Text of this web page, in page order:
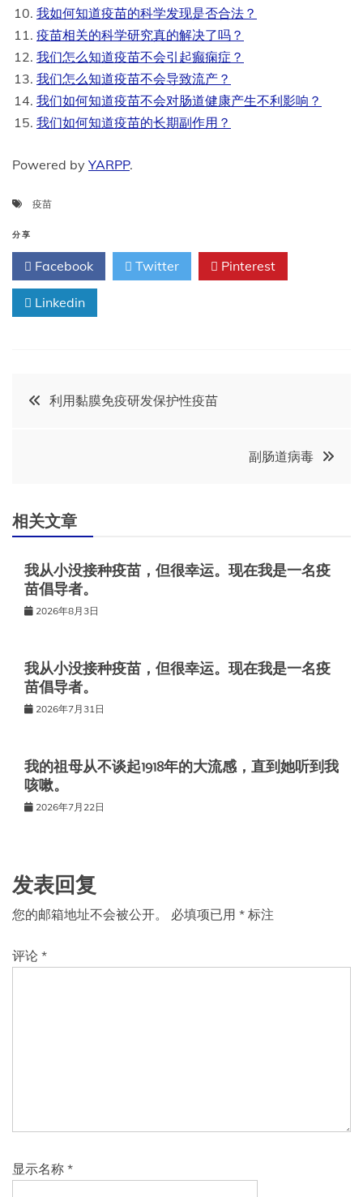
我如何知道疫苗的科学发现是否合法？
疫苗相关的科学研究真的解决了吗？
我们怎么知道疫苗不会引起癫痫症？
我们怎么知道疫苗不会导致流产？
我们如何知道疫苗不会对肠道健康产生不利影响？
我们如何知道疫苗的长期副作用？
Powered by YARPP.
疫苗
分享
Facebook Twitter Pinterest
Linkedin
文
航
利用黏膜免疫研发保护性疫苗
副肠道病毒
相关文章
我从小没接种疫苗，但很幸运。现在我是一名疫
苗倡导者。
2026年8月3日
我从小没接种疫苗，但很幸运。现在我是一名疫
苗倡导者。
2026年7月31日
我的祖母从不谈起1918年的大流感，直到她听到我
咳嗽。
2026年7月22日
发表回复
您的邮箱地址不会被公开。 必填项已用 * 标注
评论 *
显示名称 *